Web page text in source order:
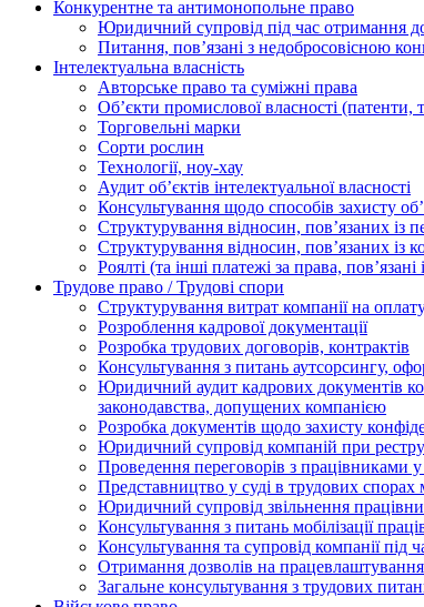
Конкурентне та антимонопольне право
Юридичний супровід під час отримання
Питання, пов’язані з недобросовісною
Інтелектуальна власність
Авторське право та суміжні права
Oб’єкти промислової власності
Торговельні марки
Сорти рослин
Технології, ноу-хау
Аудит об’єктів інтелектуальної власності
Консультування щодо способів захисту
Структурування відносин, пов’язаних із
Структурування відносин, пов’язаних із
Роялті (та інші платежі за права,
Трудове право / Трудові спори
Cтруктурування витрат компанії на
Розроблення кадрової документації
Розробка трудових договорів, контрактів
Консультування з питань аутсорсингу,
Юридичний аудит кадрових документів
законодавства, допущених компанією
Розробка документів щодо захисту
Юридичний супровід компаній при
Проведення переговорів з працівниками
Представництво у суді в трудових
Юридичний супровід звільнення
Консультування з питань мобілізації
Консультування та супровід компанії під
Отримання дозволів на
Загальне консультування з трудових